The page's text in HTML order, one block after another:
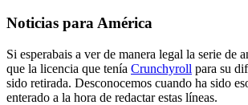
Noticias para América
Si esperabais a ver de manera legal la serie de
que la licencia que tenía Crunchyroll para su
sido retirada. Desconocemos cuando ha sido
enterado a la hora de redactar estas líneas.